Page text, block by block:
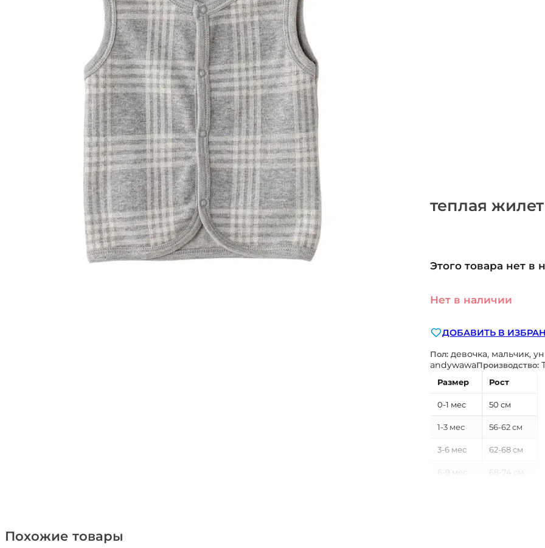
теплая
Этого товара нет в
Нет в наличии
ДОБАВИТЬ В
Пол: девочка, мальчик,
andywawaПроизводство:
Размер Рост
0-1 мес 50 см
1-3 мес 56-62 см
3-6 мес 62-68 см
6-9 мес 68-74 см
Похожие товары